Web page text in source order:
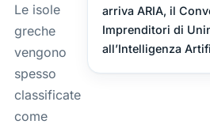
Le isole
greche
vengono
spesso
classificate
come
arriva ARIA, il
Imprenditori di
all’Intelligenza